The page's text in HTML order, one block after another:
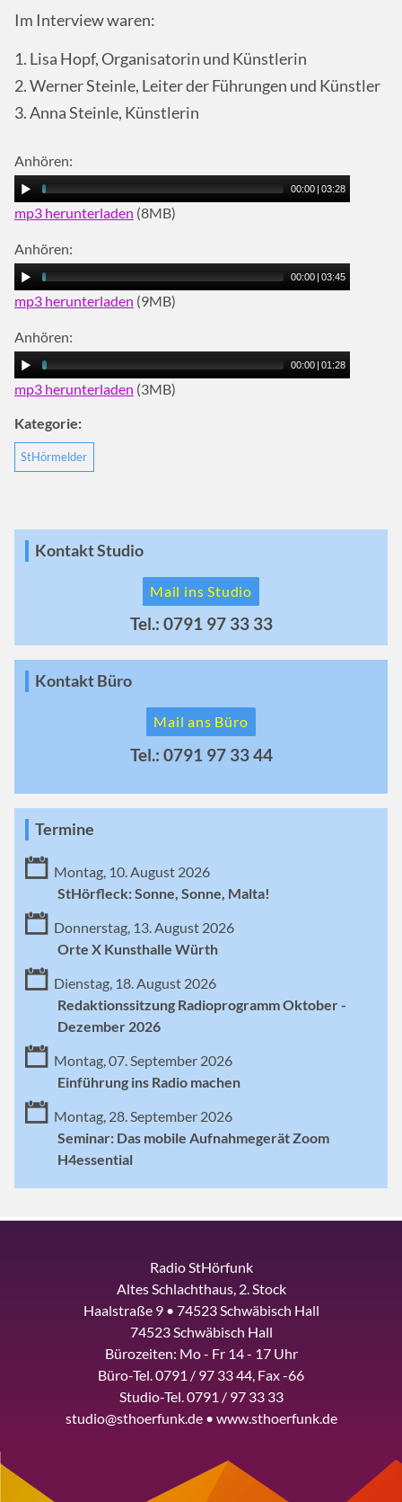
Im Interview waren:
1. Lisa Hopf, Organisatorin und Künstlerin
2. Werner Steinle, Leiter der Führungen und Künstler
3. Anna Steinle, Künstlerin
Anhören:
00:00 03:28
mp3 herunterladen (8MB)
Anhören:
00:00 03:45
mp3 herunterladen (9MB)
Anhören:
00:00 01:28
mp3 herunterladen (3MB)
Kategorie:
StHörmelder
Kontakt Studio
Mail ins Studio
Tel.: 0791 97 33 33
Kontakt Büro
Mail ans Büro
Tel.: 0791 97 33 44
Termine
Montag, 10. August 2026
StHörfleck: Sonne, Sonne, Malta!
Donnerstag, 13. August 2026
Orte X Kunsthalle Würth
Dienstag, 18. August 2026
Redaktionssitzung Radioprogramm Oktober -
Dezember 2026
Montag, 07. September 2026
Einführung ins Radio machen
Montag, 28. September 2026
Seminar: Das mobile Aufnahmegerät Zoom
H4essential
Radio StHörfunk
Altes Schlachthaus, 2. Stock
Haalstraße 9 • 74523 Schwäbisch Hall
74523 Schwäbisch Hall
Bürozeiten: Mo - Fr 14 - 17 Uhr
Büro-Tel. 0791 / 97 33 44, Fax -66
Studio-Tel. 0791 / 97 33 33
studio@sthoerfunk.de • www.sthoerfunk.de